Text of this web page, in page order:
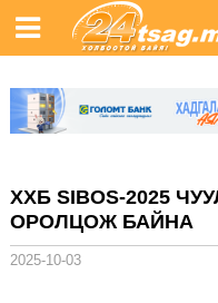
ХХБ SIBOS-2025
ОРОЛЦОЖ БАЙНА
2025-10-03